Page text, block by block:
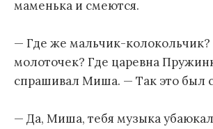
маменька и смеются.
— Где же мальчик-колокольчик?
молоточек? Где царевна
спрашивал Миша. — Так это был
— Да, Миша, тебя музыка